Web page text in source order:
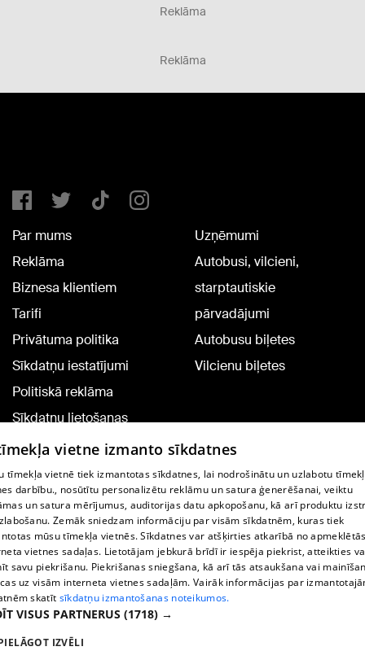
Reklāma
Reklāma
Par mums
Reklāma
Biznesa klientiem
Tarifi
Privātuma politika
Sīkdatņu iestatījumi
Politiskā reklāma
Sīkdatņu lietošanas
noteikumi
Komentāru pievienošana
Uzņēmumi
Autobusi, vilcieni,
starptautiskie
pārvadājumi
Autobusu biļetes
Vilcienu biļetes
TV programma
Līguma noteikumi
360 Ziņu kontakti
Helio Media
Portāla palīdzības dienests: e-pasts -
vietne izmanto sīkdatnes
tīmekļa vietnē tiek izmantotas sīkdatnes, lai nodrošinātu un uzlabotu
darbību., nosūtītu personalizētu reklāmu un satura ģenerēšanai, veiktu
un satura mērījumus, auditorijas datu apkopošanu, kā arī produktu
Zemāk sniedzam informāciju par visām sīkdatnēm, kuras tiek
mūsu tīmekļa vietnēs. Sīkdatnes var atšķirties atkarībā no
vietnes sadaļas. Lietotājam jebkurā brīdī ir iespēja piekrist, atteikties
savu piekrišanu. Piekrišanas sniegšana, kā arī tās atsaukšana vai
uz visām interneta vietnes sadaļām. Vairāk informācijas par
skatīt sīkdatņu izmantošanas noteikumos.
VISUS PARTNERUS (1718) →
IZVĒLI